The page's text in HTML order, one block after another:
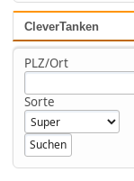
CleverTanken
PLZ/Ort
Sorte